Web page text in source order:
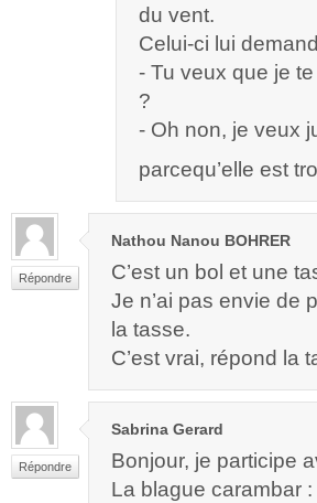
du vent.
Celui-ci lui
- Tu veux que je
?
- Oh non, je veux
parcequ’elle est
Répondre
Nathou Nanou BOHRER
C’est un bol et une
Je n’ai pas envie de
la tasse.
C’est vrai, répond la
Répondre
Sabrina Gerard
Bonjour, je participe
La blague carambar :